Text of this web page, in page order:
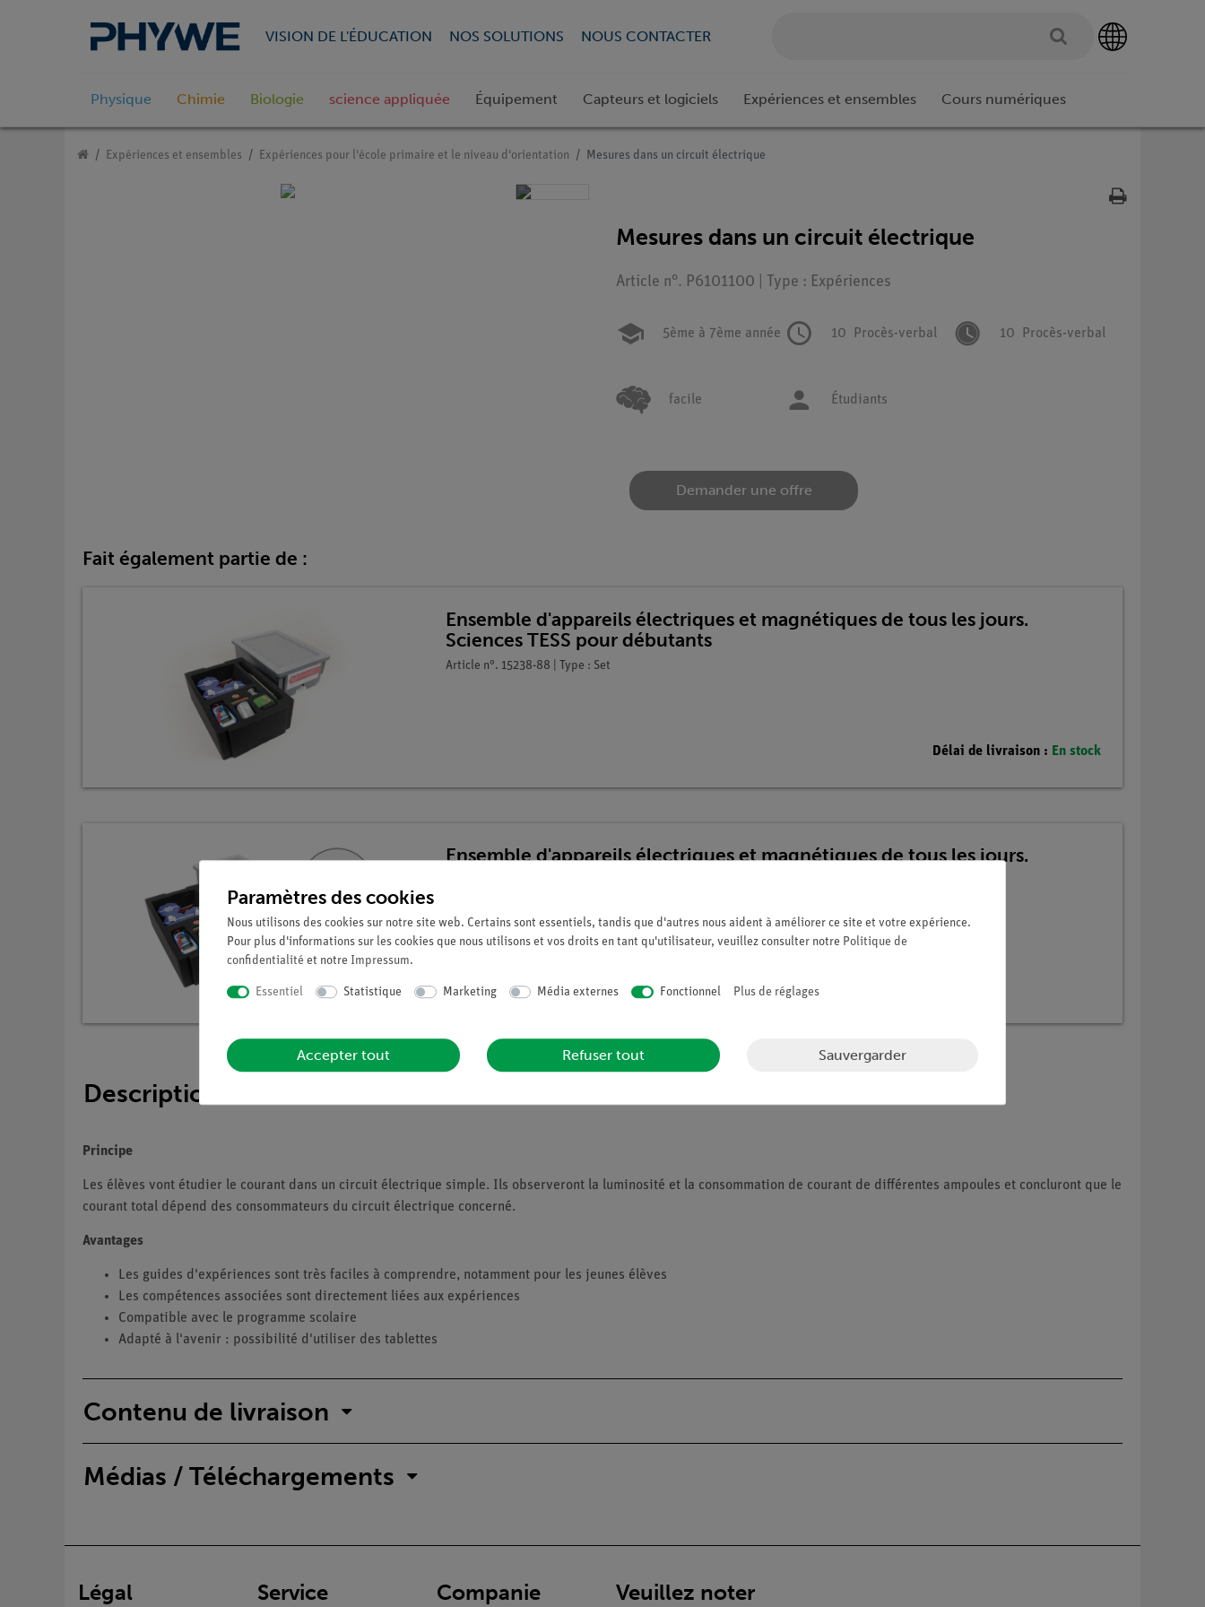
VISION DE L'ÉDUCATION NOS SOLUTIONS NOUS CONTACTER
Physique Chimie Biologie science appliquée Équipement Capteurs et logiciels Expériences et ensembles Cours numériques
Expériences et ensembles Expériences pour l'école primaire et le niveau d'orientation Mesures dans un circuit électrique
Mesures dans un circuit électrique
Article n°. P6101100 | Type : Expériences
5ème à 7ème année 10 Procès-verbal 10 Procès-verbal
facile Étudiants
Demander une offre
Fait également partie de :
Ensemble d'appareils électriques et magnétiques de tous les jours.
Sciences TESS pour débutants
Article n°. 15238-88 | Type : Set
Délai de livraison : En stock
Ensemble d'appareils électriques et magnétiques de tous les jours.
Description
Principe
Les élèves vont étudier le courant dans un circuit électrique simple. Ils observeront la luminosité et la consommation de courant de différentes ampoules et concluront que le
courant total dépend des consommateurs du circuit électrique concerné.
Avantages
Les guides d'expériences sont très faciles à comprendre, notamment pour les jeunes élèves
Les compétences associées sont directement liées aux expériences
Compatible avec le programme scolaire
Adapté à l'avenir : possibilité d'utiliser des tablettes
Contenu de livraison
Médias / Téléchargements
Légal Service Companie Veuillez noter
Paramètres des cookies
Nous utilisons des cookies sur notre site web. Certains sont essentiels, tandis que d'autres nous aident à améliorer ce site et votre expérience.
Pour plus d'informations sur les cookies que nous utilisons et vos droits en tant qu'utilisateur, veuillez consulter notre Politique de
confidentialité et notre Impressum.
Essentiel Statistique Marketing Média externes Fonctionnel Plus de réglages
Accepter tout Refuser tout Sauvergarder